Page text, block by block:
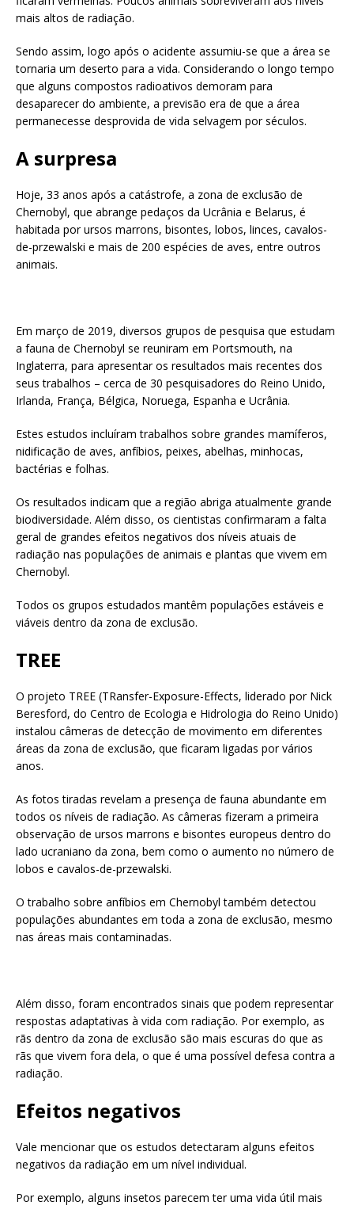
mais altos de radiação.
Sendo assim, logo após o acidente assumiu-se que a área se
tornaria um deserto para a vida. Considerando o longo tempo
que alguns compostos radioativos demoram para
desaparecer do ambiente, a previsão era de que a área
permanecesse desprovida de vida selvagem por séculos.
A surpresa
Hoje, 33 anos após a catástrofe, a zona de exclusão de
Chernobyl, que abrange pedaços da Ucrânia e Belarus, é
habitada por ursos marrons, bisontes, lobos, linces, cavalos-
de-przewalski e mais de 200 espécies de aves, entre outros
animais.
Em março de 2019, diversos grupos de pesquisa que estudam
a fauna de Chernobyl se reuniram em Portsmouth, na
Inglaterra, para apresentar os resultados mais recentes dos
seus trabalhos – cerca de 30 pesquisadores do Reino Unido,
Irlanda, França, Bélgica, Noruega, Espanha e Ucrânia.
Estes estudos incluíram trabalhos sobre grandes mamíferos,
nidificação de aves, anfíbios, peixes, abelhas, minhocas,
bactérias e folhas.
Os resultados indicam que a região abriga atualmente grande
biodiversidade. Além disso, os cientistas confirmaram a falta
geral de grandes efeitos negativos dos níveis atuais de
radiação nas populações de animais e plantas que vivem em
Chernobyl.
Todos os grupos estudados mantêm populações estáveis ​​e
viáveis ​​dentro da zona de exclusão.
TREE
O projeto TREE (TRansfer-Exposure-Effects, liderado por Nick
Beresford, do Centro de Ecologia e Hidrologia do Reino Unido)
instalou câmeras de detecção de movimento em diferentes
áreas da zona de exclusão, que ficaram ligadas por vários
anos.
As fotos tiradas revelam a presença de fauna abundante em
todos os níveis de radiação. As câmeras fizeram a primeira
observação de ursos marrons e bisontes europeus dentro do
lado ucraniano da zona, bem como o aumento no número de
lobos e cavalos-de-przewalski.
O trabalho sobre anfíbios em Chernobyl também detectou
populações abundantes em toda a zona de exclusão, mesmo
nas áreas mais contaminadas.
Além disso, foram encontrados sinais que podem representar
respostas adaptativas à vida com radiação. Por exemplo, as
rãs dentro da zona de exclusão são mais escuras do que as
rãs que vivem fora dela, o que é uma possível defesa contra a
radiação.
Efeitos negativos
Vale mencionar que os estudos detectaram alguns efeitos
negativos da radiação em um nível individual.
Por exemplo, alguns insetos parecem ter uma vida útil mais